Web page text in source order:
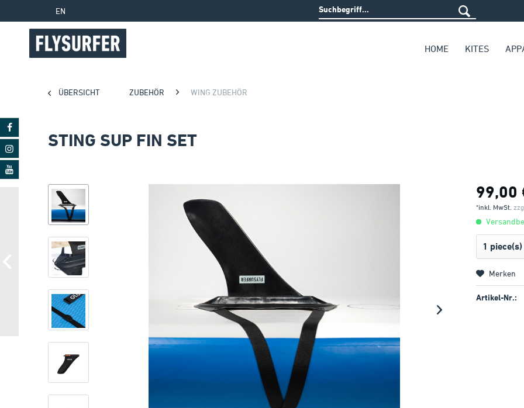
EN
HOME KITES
ÜBERSICHT ZUBEHÖR WING ZUBEHÖR
STING SUP FIN SET
99,00
*inkl. MwSt.
Merken
Artikel-Nr.: